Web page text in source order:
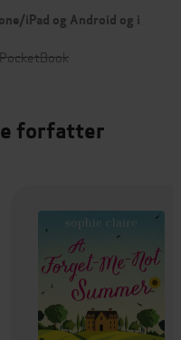
iPad og Android og i
forfatter